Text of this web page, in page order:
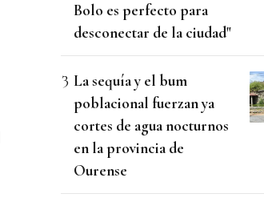
Bolo es perfecto para
desconectar de la ciudad"
La sequía y el bum
poblacional fuerzan ya
cortes de agua nocturnos
en la provincia de
Ourense